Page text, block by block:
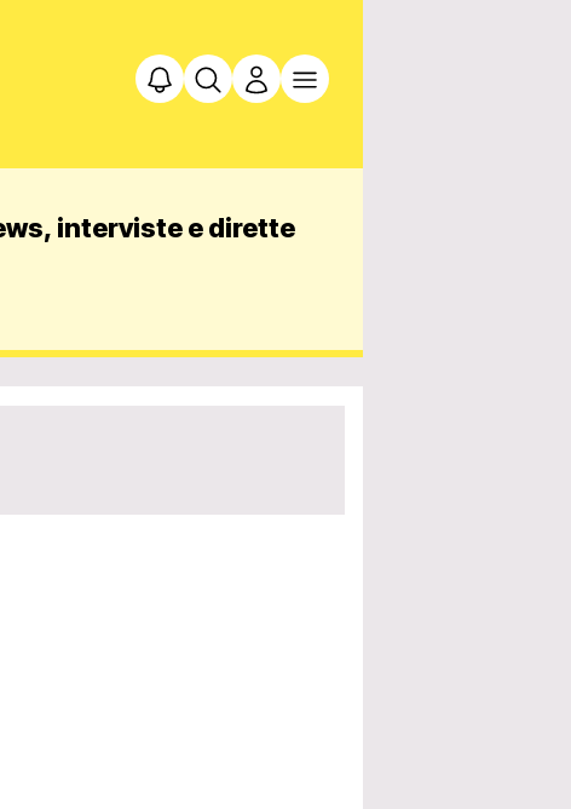
interviste e dirette